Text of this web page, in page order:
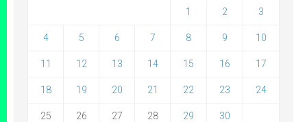
1 2 3
4 5 6 7 8 9 10
11 12 13 14 15 16 17
18 19 20 21 22 23 24
25 26 27 28 29 30